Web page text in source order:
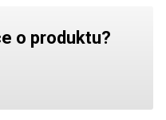
o produktu?